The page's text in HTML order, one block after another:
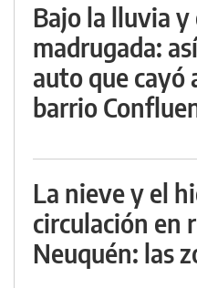
Bajo la lluvia y
madrugada:
auto que cayó
barrio
La nieve y el
circulación en
Neuquén: las